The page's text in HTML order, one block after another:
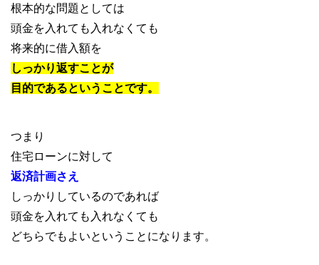
根本的な問題としては
頭金を入れても入れなくても
将来的に借入額を
しっかり返すことが
目的であるということです。
つまり
住宅ローンに対して
返済計画さえ
しっかりしているのであれば
頭金を入れても入れなくても
どちらでもよいということになります。